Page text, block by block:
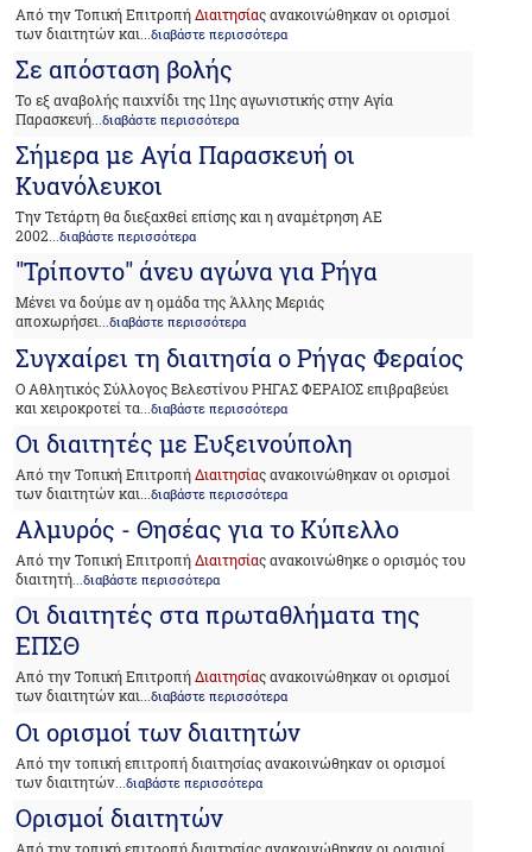
Από την Τοπική ΕπιτροπήΔιαιτησίας ανακοινώθηκαν οι ορισμοί
των διαιτητών και ...διαβάστε περισσότερα
Σε απόσταση βολής
Το εξ αναβολής παιχνίδι της 11ης αγωνιστικής στην Αγία
Παρασκευή...διαβάστε περισσότερα
Σήμερα με Αγία Παρασκευή οι
Κυανόλευκοι
Tην Τετάρτη θα διεξαχθεί επίσης και η αναμέτρηση ΑΕ
2002...διαβάστε περισσότερα
"Τρίποντο" άνευ αγώνα για Ρήγα
Μένει να δούμε αν η ομάδα της Άλλης Μεριάς
αποχωρήσει...διαβάστε περισσότερα
Συγχαίρει τη διαιτησία ο Ρήγας Φεραίος
Ο Αθλητικός Σύλλογος Βελεστίνου ΡΗΓΑΣ ΦΕΡΑΙΟΣ επιβραβεύει
και χειροκροτεί τα ...διαβάστε περισσότερα
Οι διαιτητές με Ευξεινούπολη
Από την Τοπική ΕπιτροπήΔιαιτησίας ανακοινώθηκαν οι ορισμοί
των διαιτητών και...διαβάστε περισσότερα
Αλμυρός - Θησέας για το Κύπελλο
Από την Τοπική ΕπιτροπήΔιαιτησίας ανακοινώθηκε ο ορισμός του
διαιτητή...διαβάστε περισσότερα
Οι διαιτητές στα πρωταθλήματα της
ΕΠΣΘ
Από την Τοπική ΕπιτροπήΔιαιτησίας ανακοινώθηκαν οι ορισμοί
των διαιτητών και...διαβάστε περισσότερα
Οι ορισμοί των διαιτητών
Από την τοπική επιτροπή διαιτησίας ανακοινώθηκαν οι ορισμοί
των διαιτητών ...διαβάστε περισσότερα
Ορισμοί διαιτητών